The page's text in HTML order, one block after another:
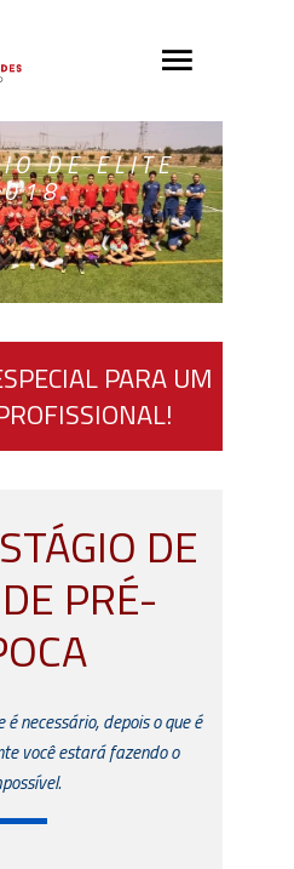
DE ELITE
PARA UM
DE
PRÉ-
necessário, depois o que é
você estará fazendo o